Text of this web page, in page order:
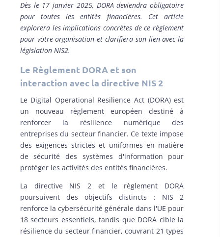
Dès le 17 janvier 2025, DORA deviendra obligatoire
pour toutes les entités financières. Cet article
explorera les implications concrètes de ce règlement
pour votre organisation et clarifiera son lien avec la
législation NIS2.
Le Règlement DORA et son
interaction avec la directive NIS 2
Le Digital Operational Resilience Act (DORA) est
un nouveau règlement européen destiné à
renforcer la résilience numérique des
entreprises du secteur financier. Ce texte impose
des exigences strictes et uniformes en matière
de sécurité des systèmes d'information pour
protéger les activités des entités financières.
La directive NIS 2 et le règlement DORA
poursuivent des objectifs distincts : NIS 2
renforce la cybersécurité générale dans l'UE pour
18 secteurs essentiels, tandis que DORA cible la
résilience du secteur financier, couvrant 21 types